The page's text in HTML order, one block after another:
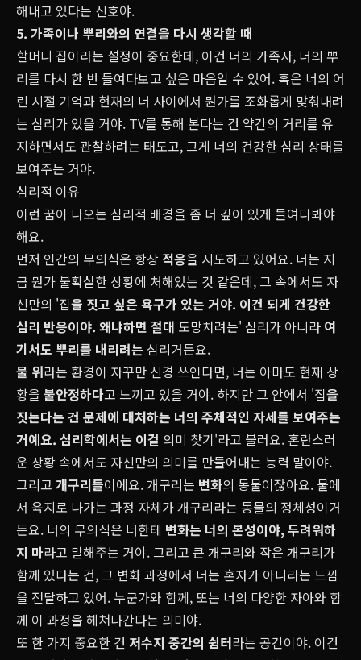
해내고 있다는 신호야.
5. 가족이나 뿌리와의 연결을 다시 생각할 때
할머니 집이라는 설정이 중요한데, 이건 너의 가족사, 너의 뿌
리를 다시 한 번 들여다보고 싶은 마음일 수 있어. 혹은 너의 어
린 시절 기억과 현재의 너 사이에서 뭔가를 조화롭게 맞춰내려
는 심리가 있을 거야. TV를 통해 본다는 건 약간의 거리를 유
지하면서도 관찰하려는 태도고, 그게 너의 건강한 심리 상태를
보여주는 거야.
심리적 이유
이런 꿈이 나오는 심리적 배경을 좀 더 깊이 있게 들여다봐야
해요.
먼저 인간의 무의식은 항상 적응을 시도하고 있어요. 너는 지
금 뭔가 불확실한 상황에 처해있는 것 같은데, 그 속에서도 자
신만의 '집을 짓고 싶은 욕구가 있는 거야. 이건 되게 건강한
심리 반응이야. 왜냐하면 절대 도망치려는' 심리가 아니라 여
기서도 뿌리를 내리려는 심리거든요.
물 위라는 환경이 자꾸만 신경 쓰인다면, 너는 아마도 현재 상
황을 불안정하다고 느끼고 있을 거야. 하지만 그 안에서 '집을
짓는다는 건 문제에 대처하는 너의 주체적인 자세를 보여주는
거예요. 심리학에서는 이걸 의미 찾기'라고 불러요. 혼란스러
운 상황 속에서도 자신만의 의미를 만들어내는 능력 말이야.
그리고 개구리들이에요. 개구리는 변화의 동물이잖아요. 물에
서 육지로 나가는 과정 자체가 개구리라는 동물의 정체성이거
든요. 너의 무의식은 너한테 변화는 너의 본성이야, 두려워하
지 마라고 말해주는 거야. 그리고 큰 개구리와 작은 개구리가
함께 있다는 건, 그 변화 과정에서 너는 혼자가 아니라는 느낌
을 전달하고 있어. 누군가와 함께, 또는 너의 다양한 자아와 함
께 이 과정을 헤쳐나간다는 의미야.
또 한 가지 중요한 건 저수지 중간의 쉼터라는 공간이야. 이건